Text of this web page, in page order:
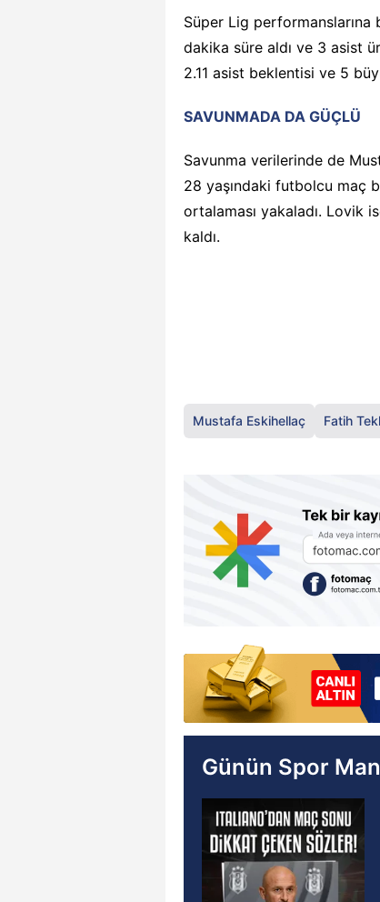
Süper Lig performanslarına
dakika süre aldı ve 3 asist
2.11 asist beklentisi ve 5
SAVUNMADA DA GÜÇLÜ
Savunma verilerinde de
28 yaşındaki futbolcu maç
ortalaması yakaladı. Lovik
kaldı.
Mustafa Eskihellaç Fatih
Günün Spor